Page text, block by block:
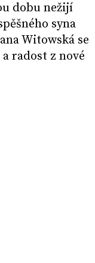
dobu nežijí
syna
Witowská se
radost z nové